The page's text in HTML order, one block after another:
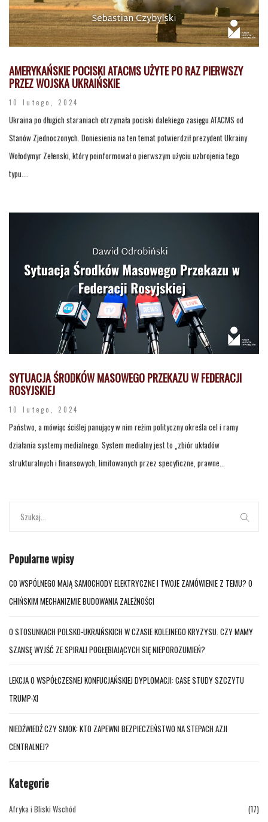
AMERYKAŃSKIE POCISKI ATACMS UŻYTE PO RAZ PIERWSZY
PRZEZ WOJSKA UKRAIŃSKIE
10 lutego, 2024
Ukraina po długich staraniach otrzymała pociski dalekiego zasięgu ATACMS od
Stanów Zjednoczonych. Doniesienia na ten temat potwierdził prezydent Ukrainy
Wołodymyr Zełenski, który poinformował o pierwszym użyciu uzbrojenia tego
typu....
SYTUACJA ŚRODKÓW MASOWEGO PRZEKAZU W FEDERACJI
ROSYJSKIEJ
10 lutego, 2024
Państwo, a mówiąc ściślej panujący w nim reżim polityczny określa cel i ramy
działania systemy medialnego. System medialny jest to „zbiór układów
strukturalnych i finansowych, limitowanych przez specyficzne, prawne...
Popularne wpisy
CO WSPÓLNEGO MAJĄ SAMOCHODY ELEKTRYCZNE I TWOJE ZAMÓWIENIE Z TEMU? O
CHIŃSKIM MECHANIZMIE BUDOWANIA ZALEŻNOŚCI
O STOSUNKACH POLSKO-UKRAIŃSKICH W CZASIE KOLEJNEGO KRYZYSU. CZY MAMY
SZANSĘ WYJŚĆ ZE SPIRALI POGŁĘBIAJĄCYCH SIĘ NIEPOROZUMIEŃ?
LEKCJA O WSPÓŁCZESNEJ KONFUCJAŃSKIEJ DYPLOMACJI: CASE STUDY SZCZYTU
TRUMP-XI
NIEDŹWIEDŹ CZY SMOK: KTO ZAPEWNI BEZPIECZEŃSTWO NA STEPACH AZJI
CENTRALNEJ?
Kategorie
Afryka i Bliski Wschód
(17)